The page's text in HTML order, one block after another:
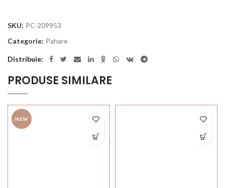
SKU: PC-209953
Categorie: Pahare
Distribuie
PRODUSE SIMILARE
NEW